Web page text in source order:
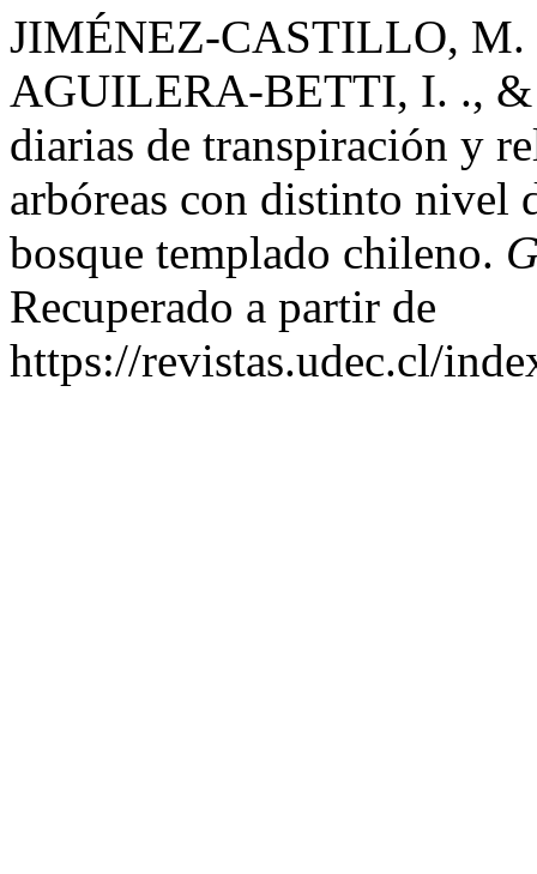
JIMÉNEZ-CASTILLO, M.
AGUILERA-BETTI, I. ., &
diarias de transpiración y
arbóreas con distinto nivel
bosque templado chileno.
Recuperado a partir de
https://revistas.udec.cl/